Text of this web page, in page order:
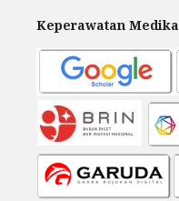
Keperawatan Medika